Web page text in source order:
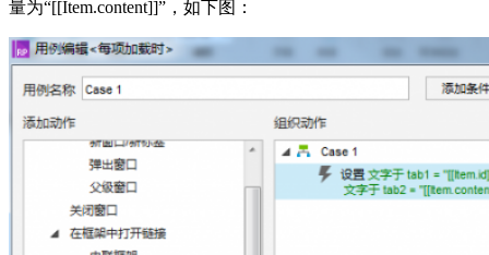
量为“[[Item.content]]”，如下图：